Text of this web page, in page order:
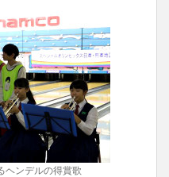
ヘンデルの得賞歌